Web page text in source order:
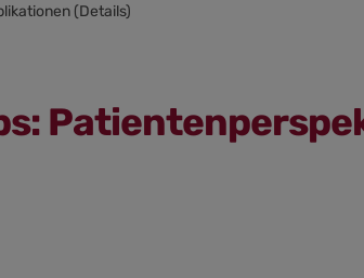
(Details)